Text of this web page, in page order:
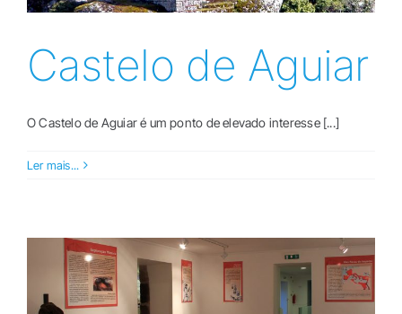
Castelo de Aguiar
O Castelo de Aguiar é um ponto de elevado interesse [...]
Ler mais...